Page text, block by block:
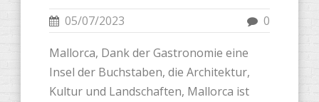
05/07/2023 0
Mallorca, Dank der Gastronomie eine
Insel der Buchstaben, die Architektur,
Kultur und Landschaften, Mallorca ist